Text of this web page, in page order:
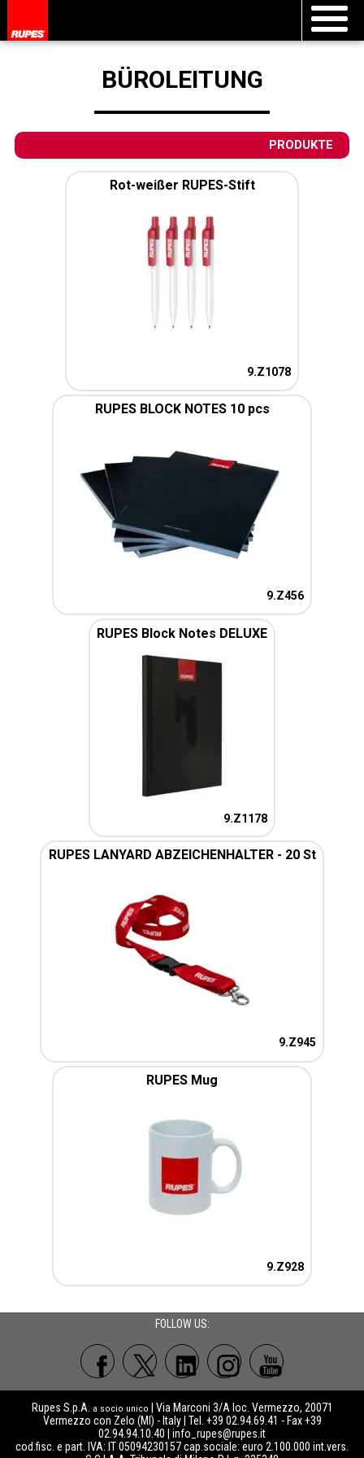
BÜROLEITUNG
PRODUKTE
Rot-weißer RUPES-Stift
9.Z1078
RUPES BLOCK NOTES 10 pcs
9.Z456
RUPES Block Notes DELUXE
9.Z1178
RUPES LANYARD ABZEICHENHALTER - 20 St
9.Z945
RUPES Mug
9.Z928
FOLLOW US:
Rupes S.p.A. a socio unico
| Via Marconi 3/A loc. Vermezzo, 20071
Vermezzo con Zelo (MI) - Italy | Tel. +39 02.94.69.41 - Fax +39
02.94.94.10.40 | info_rupes@rupes.it
cod.fisc. e part. IVA: IT 05094230157 cap.sociale: euro 2.100.000 int.vers.